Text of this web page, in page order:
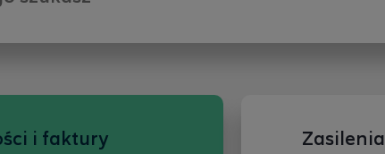
i faktury Zasilenia